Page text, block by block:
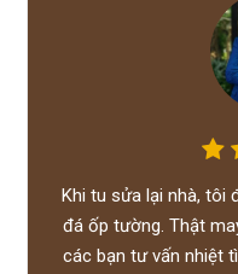
Khi tu sửa lại nhà, tôi
đá ốp tường. Thật
các bạn tư vấn nhiệt